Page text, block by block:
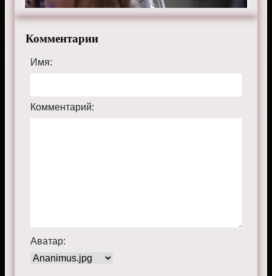
Комментарии
Имя:
Комментарий:
Аватар: